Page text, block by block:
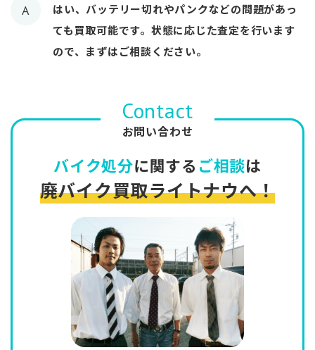
A
はい、バッテリー切れやパンクなどの問題があっ
ても買取可能です。状態に応じた査定を行います
ので、まずはご相談ください。
Contact
お問い合わせ
バイク処分に関する ご相談は
廃バイク買取ライトナウへ！